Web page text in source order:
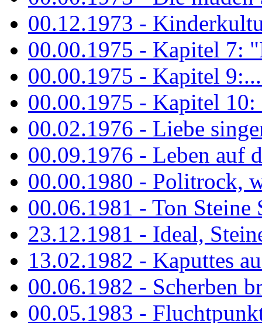
00.12.1973 -
00.00.1975 - Kapitel 7:
00.00.1975 - Kapitel
00.00.1975 - Kapitel
00.02.1976 - Liebe
00.09.1976 - Leben auf
00.00.1980 - Politrock,
00.06.1981 - Ton Steine
23.12.1981 - Ideal,
13.02.1982 - Kaputtes
00.06.1982 - Scherben
00.05.1983 -